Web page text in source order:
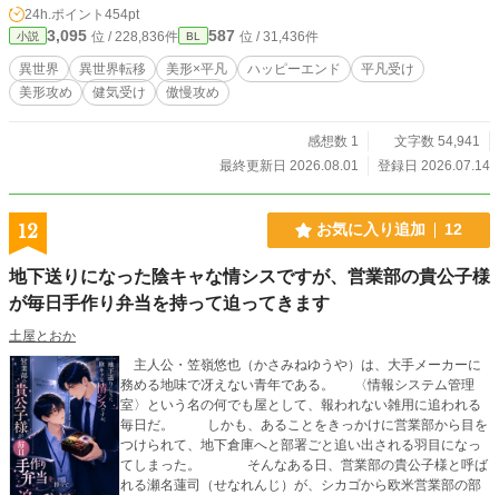
24h.ポイント 454pt
小説 3,095 位 / 228,836件 BL 587 位 / 31,436件
異世界 異世界転移 美形×平凡 ハッピーエンド
平凡受け
美形攻め
健気受け 傲慢攻め
感想数 1
文字数 54,941
最終更新日 2026.08.01
登録日 2026.07.14
12 お気に入り追加 12
地下送りになった陰キャな情シスですが、営業部の貴公子様
が毎日手作り弁当を持って迫ってきます
土屋とおか
主人公・笠嶺悠也（かさみねゆうや）は、大手メーカーに
務める地味で冴えない青年である。 〈情報システム管理
室〉という名の何でも屋として、報われない雑用に追われる
毎日だ。 しかも、あることをきっかけに営業部から目を
つけられて、地下倉庫へと部署ごと追い出される羽目になっ
てしまった。 そんなある日、営業部の貴公子様と呼ば
れる瀬名蓮司（せなれんじ）が、シカゴから欧米営業部の部